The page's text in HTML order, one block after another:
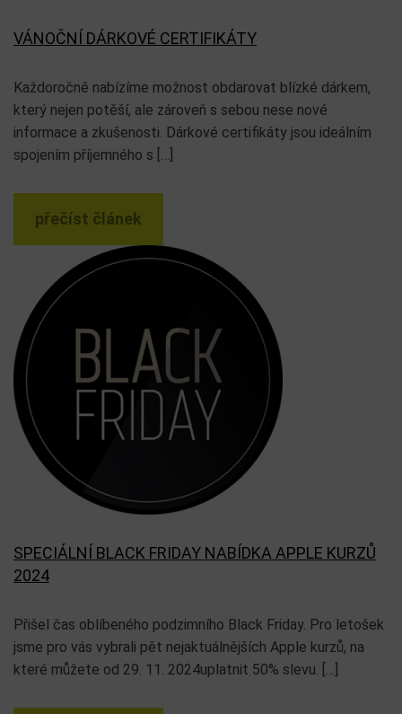
VÁNOČNÍ DÁRKOVÉ CERTIFIKÁTY
Každoročně nabízíme možnost obdarovat blízké dárkem,
který nejen potěší, ale zároveň s sebou nese nové
informace a zkušenosti. Dárkové certifikáty jsou ideálním
spojením příjemného s […]
přečíst článek
SPECIÁLNÍ BLACK FRIDAY NABÍDKA APPLE KURZŮ
2024
Přišel čas oblíbeného podzimního Black Friday. Pro letošek
jsme pro vás vybrali pět nejaktuálnějších Apple kurzů, na
které můžete od 29. 11. 2024uplatnit 50% slevu. […]